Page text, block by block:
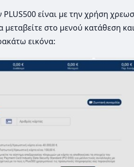
είναι με την χρήση
στο μενού κατάθεση
εικόνα: